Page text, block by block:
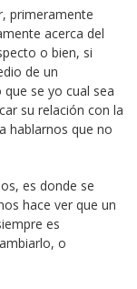
primeramente
acerca del
o bien, si
de un
se yo cual sea
su relación con la
hablarnos que no
es donde se
hace ver que un
es
o